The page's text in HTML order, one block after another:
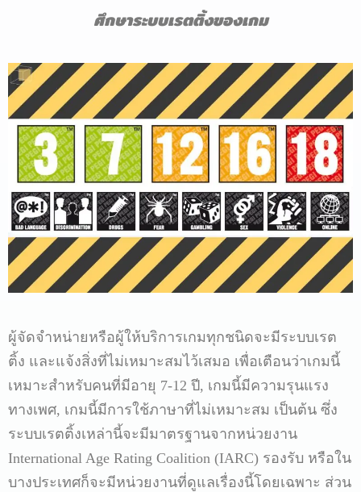
ศึกษาระบบเรตติ้งของเกม
ผู้จัดจำหน่ายหรือผู้ให้บริการเกมทุกชนิดจะมีระบบเรต
ติ้ง และแจ้งสิ่งที่ไม่เหมาะสมไว้เสมอ เพื่อเตือนว่าเกมนี้
เหมาะสำหรับคนที่มีอายุ 7-12 ปี, เกมนี้มีความรุนแรง
ทางเพศ, เกมนี้มีการใช้ภาษาที่ไม่เหมาะสม เป็นต้น ซึ่ง
ระบบเรตติ้งเหล่านี้จะมีมาตรฐานจากหน่วยงาน
International Age Rating Coalition (IARC) รองรับ หรือใน
บางประเทศก็จะมีหน่วยงานที่ดูแลเรื่องนี้โดยเฉพาะ ส่วน